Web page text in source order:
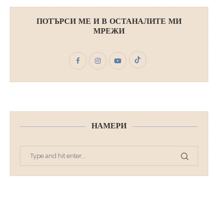
ПОТЪРСИ МЕ И В ОСТАНАЛИТЕ МИ
МРЕЖИ
НАМЕРИ